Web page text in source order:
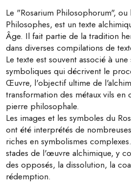
Le "Rosarium Philosophorum", ou
Philosophes, est un texte
Âge. Il fait partie de la tradition
dans diverses compilations de
Le texte est souvent associé à
symboliques qui décrivent le
Œuvre, l'objectif ultime de
transformation des métaux vils
pierre philosophale.
Les images et les symboles du
ont été interprétés de
riches en symbolismes
stades de l'œuvre alchimique, y
des opposés, la dissolution, la
rédemption.